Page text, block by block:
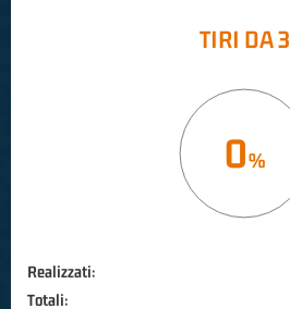
TIRI DA 3
0
Realizzati:
Totali: